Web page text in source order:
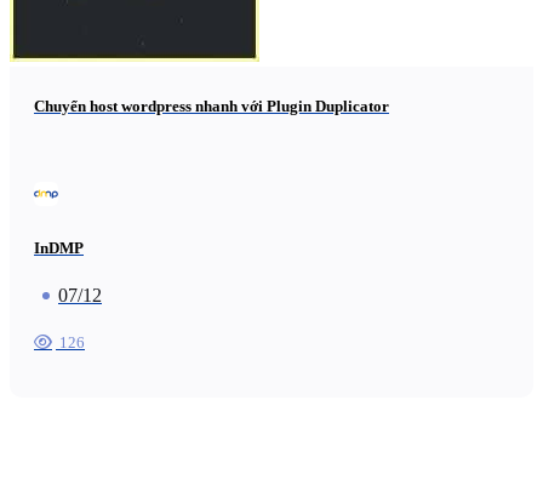
Chuyển host wordpress nhanh với Plugin Duplicator
InDMP
07/12
126